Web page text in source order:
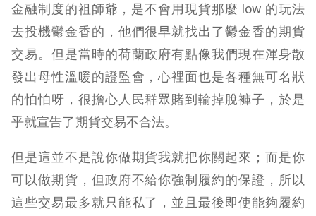
金融制度的祖師爺，是不會用現貨那麼 low 的玩法
去投機鬱金香的，他們很早就找出了鬱金香的期貨
交易。但是當時的荷蘭政府有點像我們現在渾身散
發出母性溫暖的證監會，心裡面也是各種無可名狀
的怕怕呀，很擔心人民群眾賭到輸掉脫褲子，於是
乎就宣告了期貨交易不合法。
但是這並不是說你做期貨我就把你關起來；而是你
可以做期貨，但政府不給你強制履約的保證，所以
這些交易最多就只能私了，並且最後即使能夠履約